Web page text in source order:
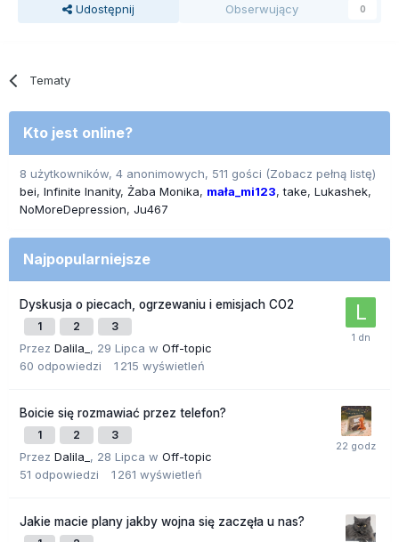
Udostępnij Obserwujący 0
Tematy
Kto jest online?
8 użytkowników, 4 anonimowych, 511 gości (Zobacz pełną listę)
bei Infinite Inanity Żaba Monika mała_mi123 take Lukashek
NoMoreDepression Ju467
Najpopularniejsze
Dyskusja o piecach, ogrzewaniu i emisjach CO2
1 2 3
Przez Dalila_ , 29 Lipca w Off-topic
60 odpowiedzi 1 215 wyświetleń
Boicie się rozmawiać przez telefon?
1 2 3
Przez Dalila_ , 28 Lipca w Off-topic
51 odpowiedzi 1 261 wyświetleń
Jakie macie plany jakby wojna się zaczęła u nas?